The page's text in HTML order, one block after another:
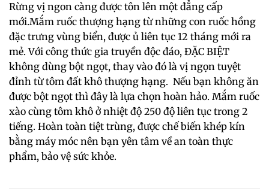
Rừng vị ngon càng được tôn lên một đẳng cấp
mới.Mắm ruốc thượng hạng từ những con ruốc hồng
đặc trưng vùng biển, được ủ liên tục 12 tháng mới ra
mẻ. Với công thức gia truyền độc đáo, ĐẶC BIỆT
không dùng bột ngọt, thay vào đó là vị ngọn tuyệt
đỉnh từ tôm đất khô thượng hạng. Nếu bạn không ăn
được bột ngọt thì đây là lựa chọn hoàn hảo. Mắm ruốc
xào cùng tôm khô ở nhiệt độ 250 độ liên tục trong 2
tiếng. Hoàn toàn tiệt trùng, được chế biến khép kín
bằng máy móc nên bạn yên tâm về an toàn thực
phẩm, bảo vệ sức khỏe.